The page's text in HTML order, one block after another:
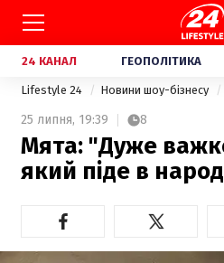
24 КАНАЛ ГЕОПОЛІТИКА
Lifestyle 24 Новини шоу-бізнесу
25 липня, 19:39 8
Мята: "Дуже
який піде в